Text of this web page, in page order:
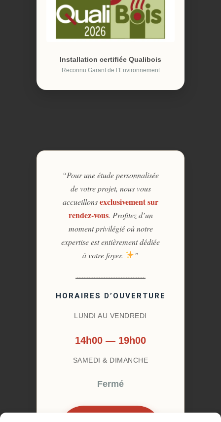
Installation certifiée Qualibois
Reconnu Garant de l’Environnement
“Pour une étude personnalisée
de votre projet, nous vous
accueillonsexclusivement sur
rendez-vous. Profitez d’un
moment privilégié où notre
expertise est entièrement dédiée
à votre foyer.
”
HORAIRES D’OUVERTURE
LUNDI AU VENDREDI
14h00 — 19h00
SAMEDI & DIMANCHE
Fermé